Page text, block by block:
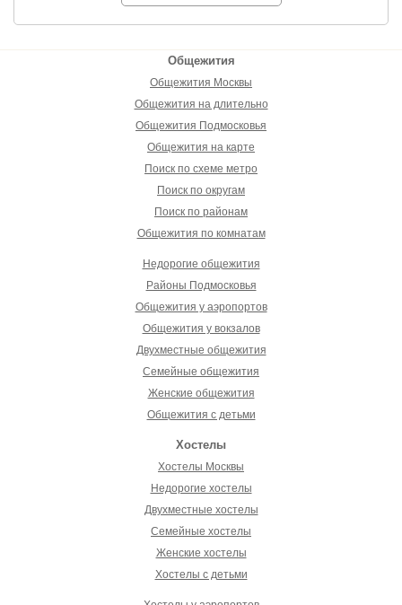
Общежития
Общежития Москвы
Общежития на длительно
Общежития Подмосковья
Общежития на карте
Поиск по схеме метро
Поиск по округам
Поиск по районам
Общежития по комнатам
Недорогие общежития
Районы Подмосковья
Общежития у аэропортов
Общежития у вокзалов
Двухместные общежития
Семейные общежития
Женские общежития
Общежития с детьми
Хостелы
Хостелы Москвы
Недорогие хостелы
Двухместные хостелы
Семейные хостелы
Женские хостелы
Хостелы с детьми